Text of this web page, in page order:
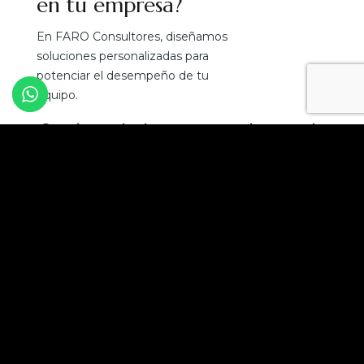
En FARO Consultores, diseñamos
soluciones personalizadas para
potenciar el desempeño de tu
equipo.
¡Convierte el talento en tu mejor ventaja